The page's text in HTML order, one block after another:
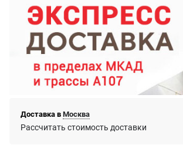
Доставка в Москва
Рассчитать стоимость доставки